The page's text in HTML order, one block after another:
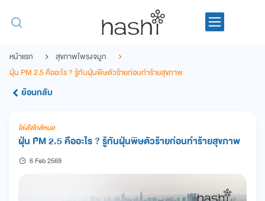
หน้าแรก
สุขภาพโพรงจมูก
ฝุ่น PM 2.5 คืออะไร ? รู้ทันฝุ่นพิษตัวร้ายก่อนทำร้ายสุขภาพ
ย้อนกลับ
โล่งใจใกล้หมอ
ฝุ่น PM 2.5 คืออะไร ? รู้ทันฝุ่นพิษตัวร้ายก่อนทำร้ายสุขภาพ
6 Feb 2569